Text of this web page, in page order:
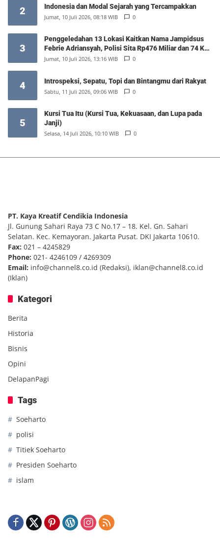
2 Indonesia dan Modal Sejarah yang Tercampakkan
Jumat, 10 Juli 2026, 08:18 WIB 0
3
Penggeledahan 13 Lokasi Kaitkan Nama Jampidsus
Febrie Adriansyah, Polisi Sita Rp476 Miliar dan 74 Kg
Emas
Jumat, 10 Juli 2026, 13:16 WIB 0
4 Introspeksi, Sepatu, Topi dan Bintangmu dari Rakyat
Sabtu, 11 Juli 2026, 09:06 WIB 0
5
Kursi Tua Itu (Kursi Tua, Kekuasaan, dan Lupa pada
Janji)
Selasa, 14 Juli 2026, 10:10 WIB 0
PT. Kaya Kreatif Cendikia Indonesia
Jl. Gunung Sahari Raya 73 C No.17 – 18. Kel. Gn. Sahari
Selatan. Kec. Kemayoran. Jakarta Pusat. DKI Jakarta 10610.
Fax: 021 – 4245829
Phone: 021- 4246109 / 4269309
Email: info@channel8.co.id (Redaksi), iklan@channel8.co.id
(Iklan)
Kategori
Berita
Historia
Bisnis
Opini
DelapanPagi
Tags
Soeharto
polisi
Titiek Soeharto
Presiden Soeharto
islam